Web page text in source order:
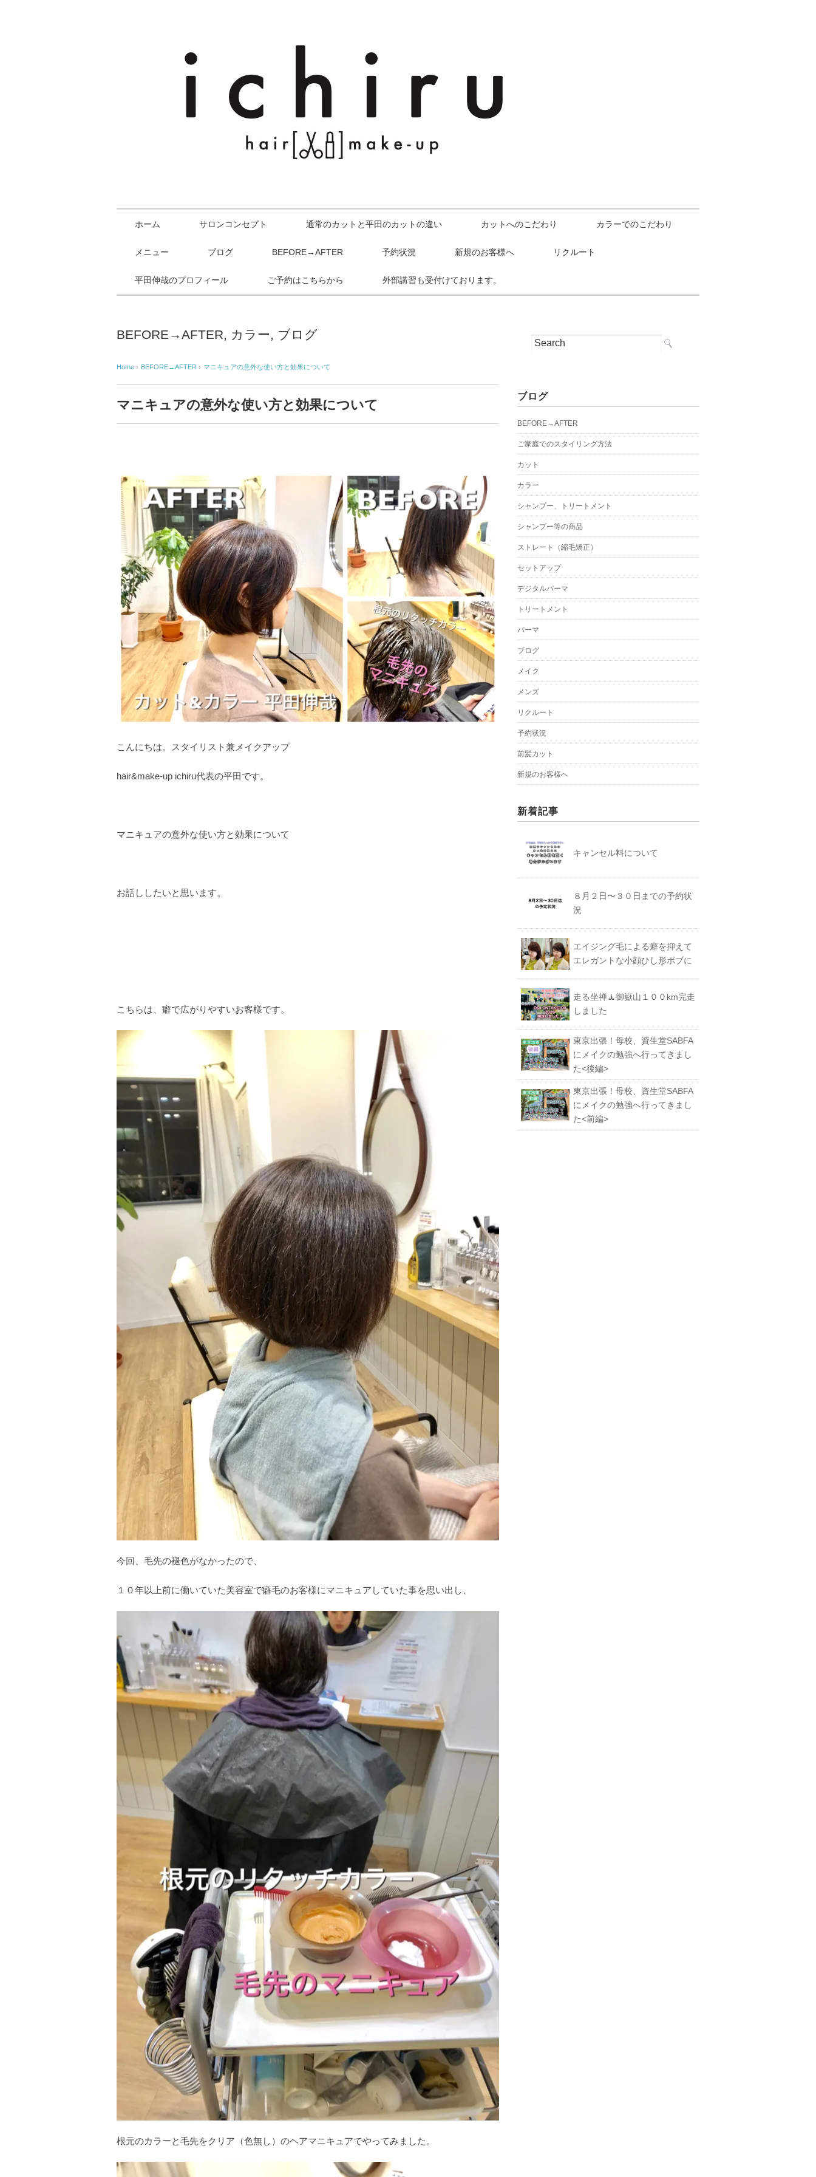
ホーム サロンコンセプト 通常のカットと平田のカットの違い カットへのこだわり カラーでのこだわり
メニュー ブログ BEFORE→AFTER 予約状況 新規のお客様へ リクルート
平田伸哉のプロフィール ご予約はこちらから 外部講習も受付けております。
BEFORE→AFTER, カラー, ブログ
Home › BEFORE→AFTER › マニキュアの意外な使い方と効果について
マニキュアの意外な使い方と効果について
こんにちは。スタイリスト兼メイクアップ
hair&make-up ichiru代表の平田です。
マニキュアの意外な使い方と効果について
お話ししたいと思います。
こちらは、癖で広がりやすいお客様です。
今回、毛先の褪色がなかったので、
１０年以上前に働いていた美容室で癖毛のお客様にマニキュアしていた事を思い出し、
根元のカラーと毛先をクリア（色無し）のヘアマニキュアでやってみました。
ブログ
BEFORE→AFTER
ご家庭でのスタイリング方法
カット
カラー
シャンプー、トリートメント
シャンプー等の商品
ストレート（縮毛矯正）
セットアップ
デジタルパーマ
トリートメント
パーマ
ブログ
メイク
メンズ
リクルート
予約状況
前髪カット
新規のお客様へ
新着記事
キャンセル料について
８月２日〜３０日までの予約状
況
エイジング毛による癖を抑えて
エレガントな小顔ひし形ボブに
走る坐禅🧘御嶽山１００km完走
しました
東京出張！母校、資生堂SABFA
にメイクの勉強へ行ってきまし
た<後編>
東京出張！母校、資生堂SABFA
にメイクの勉強へ行ってきまし
た<前編>